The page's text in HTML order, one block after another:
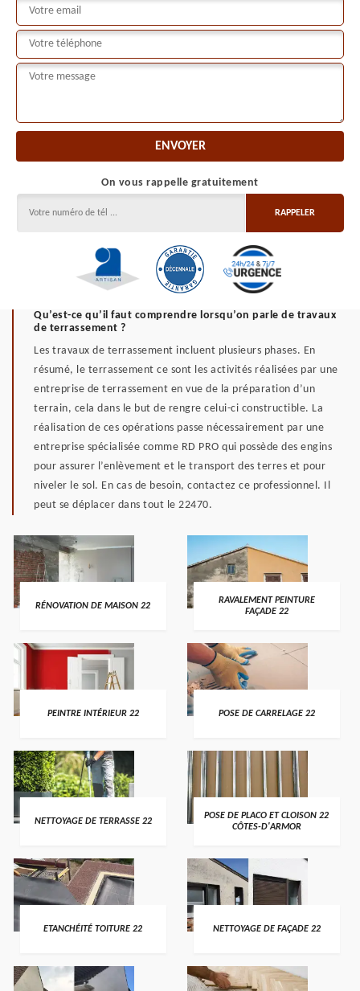
On vous rappelle gratuitement
Qu’est-ce qu’il faut comprendre lorsqu’on parle de travaux
de terrassement ?
Les travaux de terrassement incluent plusieurs phases. En
résumé, le terrassement ce sont les activités réalisées par une
entreprise de terrassement en vue de la préparation d’un
terrain, cela dans le but de rengre celui-ci constructible. La
réalisation de ces opérations passe nécessairement par une
entreprise spécialisée comme RD PRO qui possède des engins
pour assurer l’enlèvement et le transport des terres et pour
niveler le sol. En cas de besoin, contactez ce professionnel. Il
peut se déplacer dans tout le 22470.
RÉNOVATION DE MAISON 22
RAVALEMENT PEINTURE
FAÇADE 22
PEINTRE INTÉRIEUR 22 POSE DE CARRELAGE 22
NETTOYAGE DE TERRASSE 22
POSE DE PLACO ET CLOISON 22
CÔTES-D'ARMOR
ETANCHÉITÉ TOITURE 22 NETTOYAGE DE FAÇADE 22